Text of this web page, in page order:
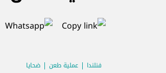
فنلندا عملية طعن ضحايا